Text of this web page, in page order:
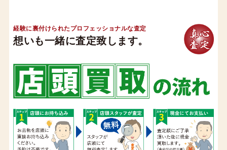
経験に裏付けられたプロフェッショナルな査定
想いも一緒に査定致します。